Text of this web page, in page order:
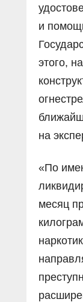
и
этого,
на
«По
месяц